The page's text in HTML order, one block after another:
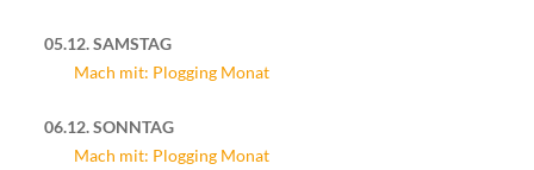
05.12. SAMSTAG
Mach mit: Plogging Monat
06.12. SONNTAG
Mach mit: Plogging Monat